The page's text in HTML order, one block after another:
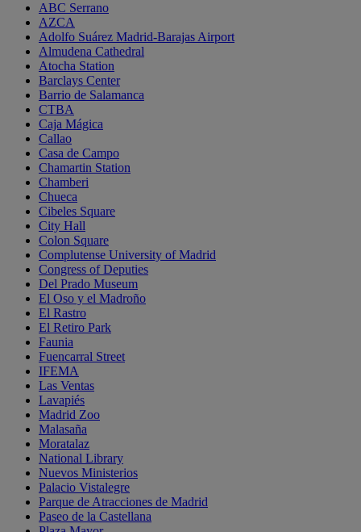
ABC Serrano
AZCA
Adolfo Suárez Madrid-Barajas Airport
Almudena Cathedral
Atocha Station
Barclays Center
Barrio de Salamanca
CTBA
Caja Mágica
Callao
Casa de Campo
Chamartin Station
Chamberi
Chueca
Cibeles Square
City Hall
Colon Square
Complutense University of Madrid
Congress of Deputies
Del Prado Museum
El Oso y el Madroño
El Rastro
El Retiro Park
Faunia
Fuencarral Street
IFEMA
Las Ventas
Lavapiés
Madrid Zoo
Malasaña
Moratalaz
National Library
Nuevos Ministerios
Palacio Vistalegre
Parque de Atracciones de Madrid
Paseo de la Castellana